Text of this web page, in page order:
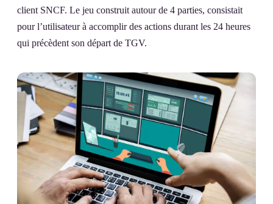
client SNCF. Le jeu construit autour de 4 parties, consistait
pour l’utilisateur à accomplir des actions durant les 24 heures
qui précèdent son départ de TGV.